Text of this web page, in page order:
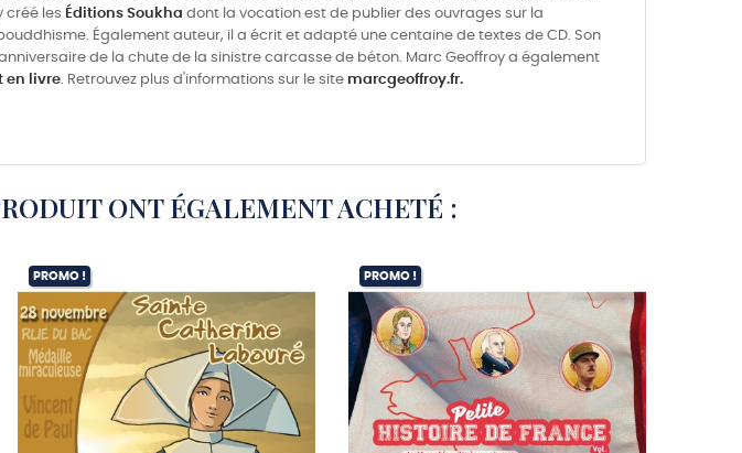
créé les Éditions Soukha dont la vocation est de publier des ouvrages sur la
Également auteur, il a écrit et adapté une centaine de textes de CD. Son
de la chute de la sinistre carcasse de béton. Marc Geoffroy a également
en livre . Retrouvez plus d'informations sur le site marcgeoffroy.fr.
ONT ÉGALEMENT ACHETÉ :
PROMO ! PROMO !